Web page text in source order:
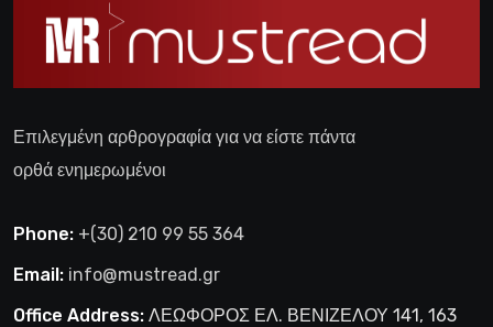
Επιλεγμένη αρθρογραφία για να είστε πάντα
ορθά ενημερωμένοι
Phone: +(30) 210 99 55 364
Email: info@mustread.gr
Office Address: ΛΕΩΦΟΡΟΣ ΕΛ. ΒΕΝΙΖΕΛΟΥ 141, 163